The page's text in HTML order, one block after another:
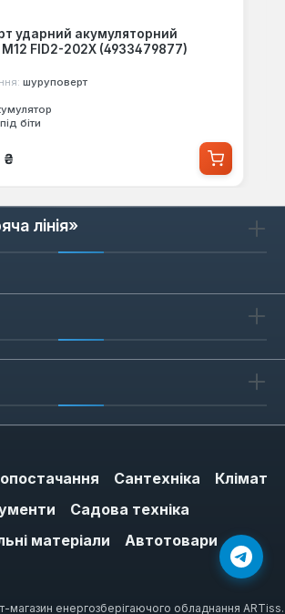
ударний акумуляторний
FID2-202X (4933479877)
шуруповерт
під біти
₴
лінія»
Сантехніка
Клімат
Садова техніка
матеріали
Автотовари
магазин енергозберігаючого обладнання ARTiss.